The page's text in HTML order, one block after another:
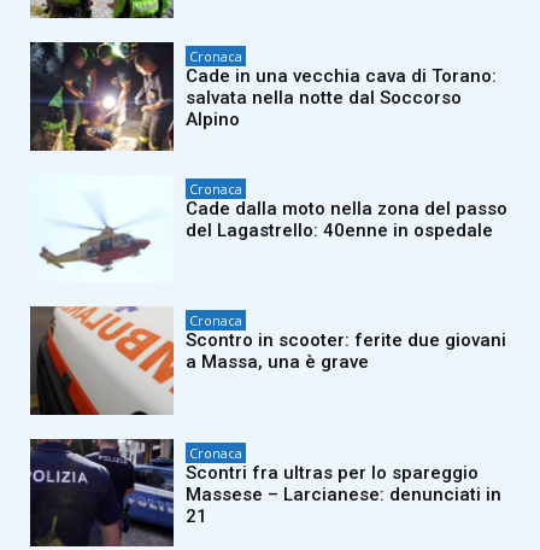
Cronaca
Cade in una vecchia cava di Torano:
salvata nella notte dal Soccorso
Alpino
Cronaca
Cade dalla moto nella zona del passo
del Lagastrello: 40enne in ospedale
Cronaca
Scontro in scooter: ferite due giovani
a Massa, una è grave
Cronaca
Scontri fra ultras per lo spareggio
Massese – Larcianese: denunciati in
21